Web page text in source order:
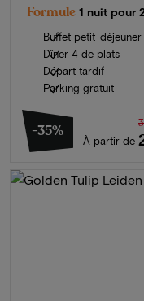
Formule 1 nuit pour
Buffet petit-déjeuner
Dîner 4 de plats
Départ tardif
Parking gratuit
-35%
À partir de